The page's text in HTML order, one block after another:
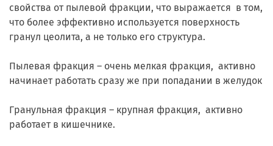
свойства от пылевой фракции, что выражается в том,
что более эффективно используется поверхность
гранул цеолита, а не только его структура.
Пылевая фракция – очень мелкая фракция, активно
начинает работать сразу же при попадании в желудок
Гранульная фракция – крупная фракция, активно
работает в кишечнике.